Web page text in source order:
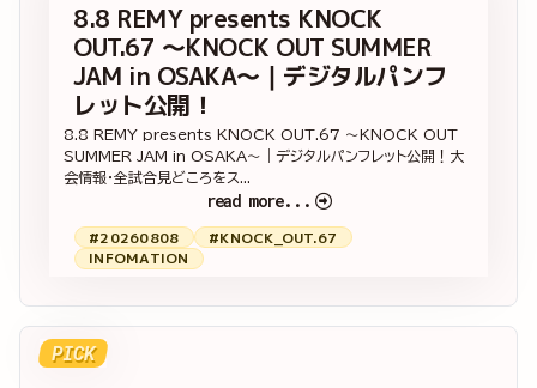
8.8 REMY presents KNOCK
OUT.67 ～KNOCK OUT SUMMER
JAM in OSAKA～｜デジタルパンフ
レット公開！
8.8 REMY presents KNOCK OUT.67 ～KNOCK OUT
SUMMER JAM in OSAKA～｜デジタルパンフレット公開！大
会情報・全試合見どころをス...
read more...
#20260808
#KNOCK_OUT.67
INFOMATION
PICK